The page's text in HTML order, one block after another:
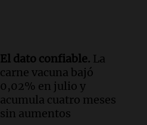
El dato confiable. La
carne vacuna bajó
0,02% en julio y
acumula cuatro meses
sin aumentos